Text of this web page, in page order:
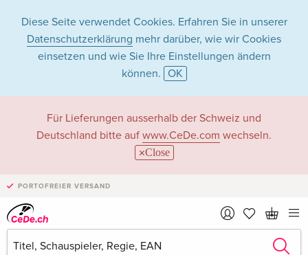
Diese Seite verwendet Cookies. Erfahren Sie in unserer
Datenschutzerklärung mehr darüber, wie wir Cookies
einsetzen und wie Sie Ihre Einstellungen ändern
können. OK
Für Lieferungen ausserhalb der Schweiz und
Deutschland bitte auf www.CeDe.com wechseln.
Close
PORTOFREIER VERSAND
›